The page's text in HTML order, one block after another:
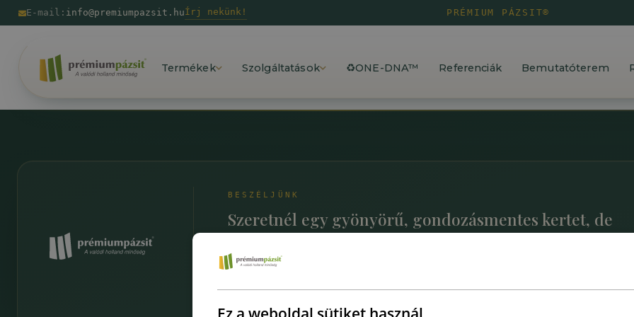
E-mail: info@premiumpazsit.huÍrj nekünk! PRÉMIUM PÁZSIT®
Termékek Szolgáltatások ♻️ONE-DNA™ Referenciák Bemutatóterem
BESZÉLJÜNK
Szeretnél egy gyönyörű, gondozásmentes kertet, de